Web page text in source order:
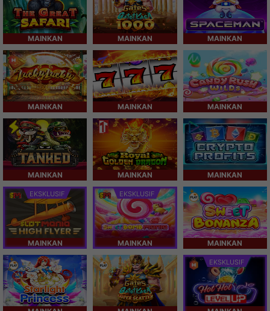
MAINKAN MAINKAN MAINKAN
MAINKAN MAINKAN MAINKAN
MAINKAN MAINKAN MAINKAN
EKSKLUSIF
MAINKAN
EKSKLUSIF
MAINKAN MAINKAN
EKSKLUSIF